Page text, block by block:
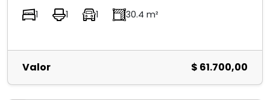
1 1 1 30.4 m²
Valor $ 61.700,00